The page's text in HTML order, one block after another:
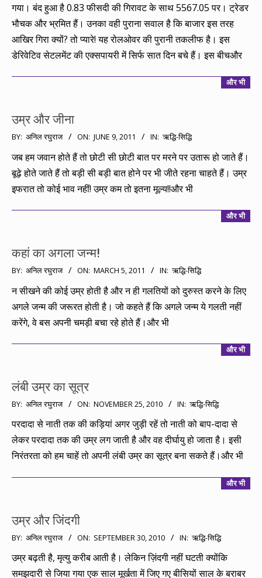
गया। बंद हुआ है 0.83 फीसदी की गिरावट के साथ 5567.05 पर। ट्रेडर
भौचक और भ्रमित हैं। उनका वही पुराना सवाल है कि बाजार इस तरह
आखिर गिरा क्यों? तो प्यारे! यह रोलओवर की पुरानी तकलीफ है। इस
डेरिवेटिव सेटलमेंट की एक्सपायरी में सिर्फ सात दिन बचे हैं। इस बीचऔर
और भी
उम्र और जीना
2011-
09
BY: अनिल रघुराज ON: JUNE 9, 2011 IN: ऋद्धि-सिद्धि
जब हम जवान होते हैं तो छोटी सी छोटी बात पर मरने पर उतारू हो जाते हैं।
बूढ़े होते जाते हैं तो बड़ी सी बड़ी बात होने पर भी जीते रहना चाहते हैं। उम्र
इफरात तो कोई भाव नहीं! उम्र कम तो इतना मूल्य!!और भी
और भी
कहां का अगला जन्म!
2011-
03-
BY: अनिल रघुराज ON: MARCH 5, 2011 IN: ऋद्धि-सिद्धि
न सीखने की कोई उम्र होती है और न ही गलतियों को दुरुस्त करने के लिए
अगले जन्म की जरूरत होती है। जो कहते हैं कि अगले जन्म ये गलती नहीं
करेंगे, वे बस अपनी चमड़ी बचा रहे होते हैं।और भी
और भी
लंबी उम्र का सूत्र
2010-
25
BY: अनिल रघुराज ON: NOVEMBER 25, 2010 IN: ऋद्धि-सिद्धि
परदादा से नाती तक की कड़ियां अगर जुड़ी रहें तो नाती को बाप-दादा से
लेकर परदादा तक की उम्र लग जाती है और वह दीर्घायु हो जाता है। इसी
निरंतरता को हम चाहें तो अपनी लंबी उम्र का सूत्र बना सकते हैं।और भी
और भी
उम्र और जिंदगी
2010-
BY: अनिल रघुराज ON: SEPTEMBER 30, 2010 IN: ऋद्धि-सिद्धि
उम्र बढ़ती है, मृत्यु करीब आती है। लेकिन ज़िंदगी नहीं घटती क्योंकि
समझदारी से जिया गया एक साल मूर्खता में जिए गए बीसियों साल के बराबर